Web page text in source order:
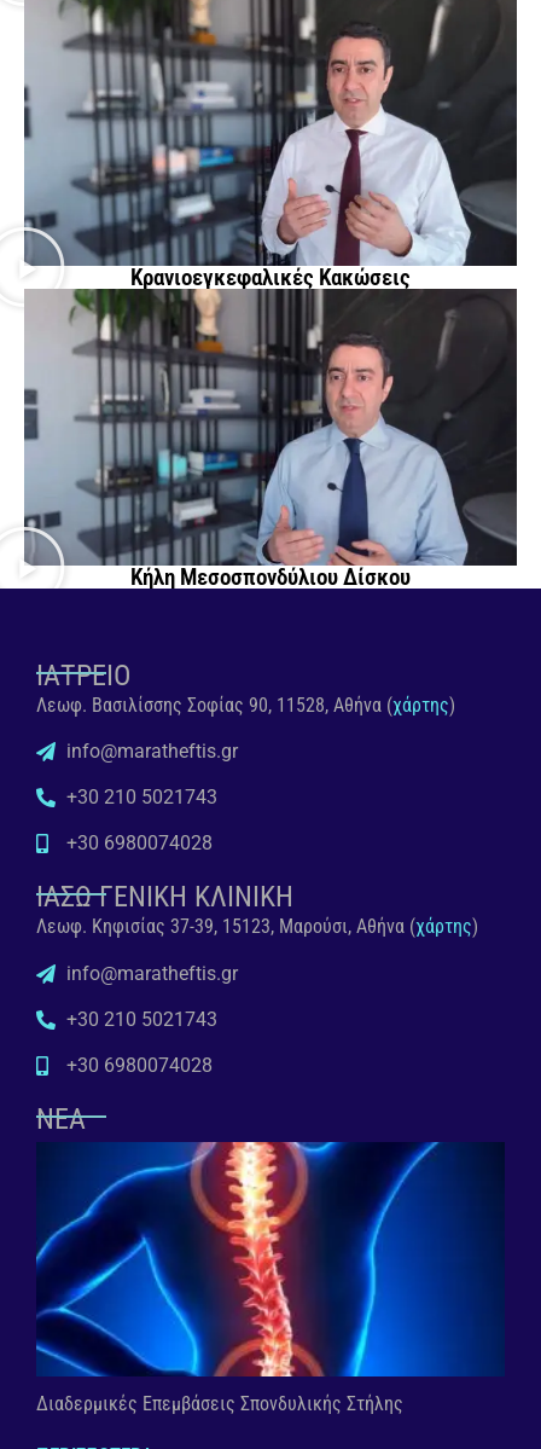
Κρανιοεγκεφαλικές Κακώσεις
Κήλη Μεσοσπονδύλιου Δίσκου
ΙΑΤΡΕΙΟ
Λεωφ. Βασιλίσσης Σοφίας 90, 11528, Αθήνα (χάρτης)
info@maratheftis.gr
+30 210 5021743
+30 6980074028
ΙΑΣΩ ΓΕΝΙΚΗ ΚΛΙΝΙΚΗ
Λεωφ. Κηφισίας 37-39, 15123, Μαρούσι, Αθήνα (χάρτης)
info@maratheftis.gr
+30 210 5021743
+30 6980074028
ΝΕΑ
Διαδερμικές Επεμβάσεις Σπονδυλικής Στήλης